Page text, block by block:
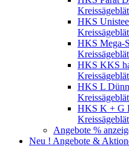
HKS
HKS Mega-
HKS KKS
HKS L
HKS K + G
Angebote %
Neu ! Angebote &